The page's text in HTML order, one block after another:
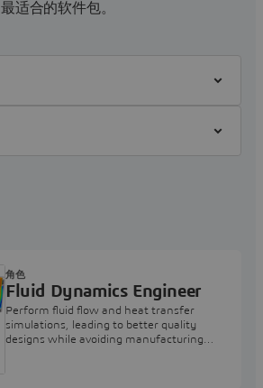
最适合的软件包。
Fluid Dynamics Engineer
Perform fluid flow and heat transfer
simulations, leading to better quality
designs while avoiding manufacturing
角色